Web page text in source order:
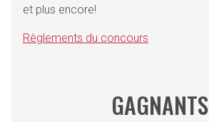
et plus encore!
Règlements du concours
GAGNANTS